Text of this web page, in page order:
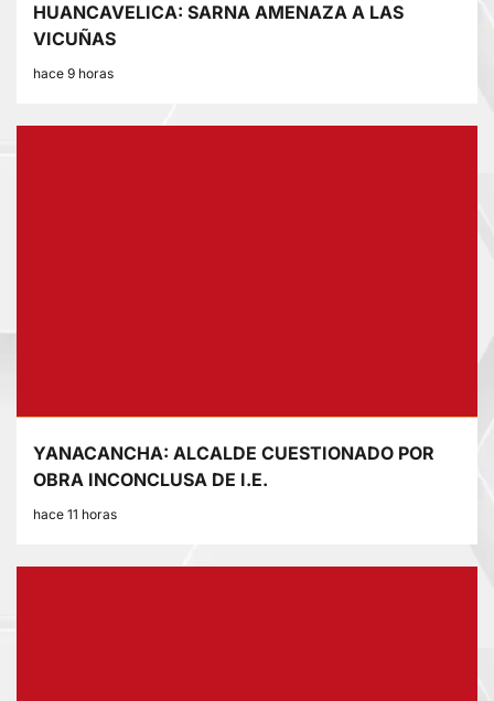
HUANCAVELICA: SARNA AMENAZA A LAS
VICUÑAS
hace 9 horas
YANACANCHA: ALCALDE CUESTIONADO POR
OBRA INCONCLUSA DE I.E.
hace 11 horas